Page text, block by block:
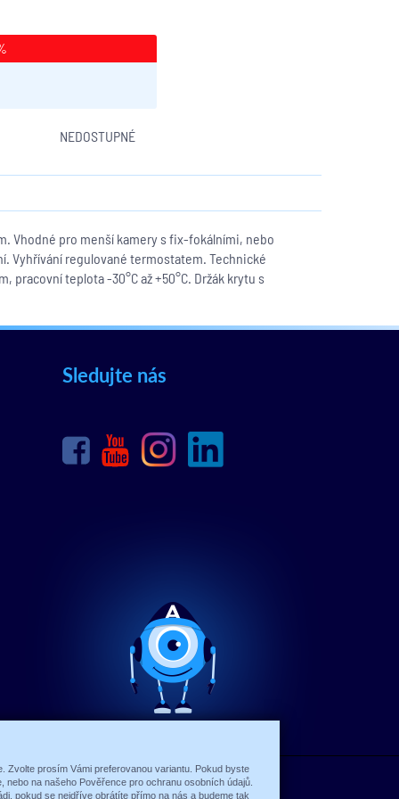
NEDOSTUPNÉ
Vhodné pro menší kamery s fix-fokálními, nebo
Vyhřívání regulované termostatem. Technické
pracovní teplota -30°C až +50°C. Držák krytu s
Sledujte nás
Zvolte prosím Vámi preferovanou variantu. Pokud byste
na našeho Pověřence pro ochranu osobních údajů.
pokud se nejdříve obrátíte přímo na nás a budeme tak